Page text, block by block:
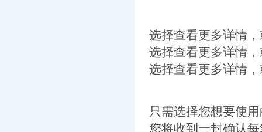
选择查看更多详情
选择查看更多详情
选择查看更多详情
只需选择您想要使
您将收到一封确认